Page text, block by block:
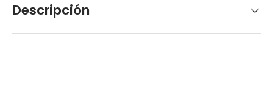
Descripción